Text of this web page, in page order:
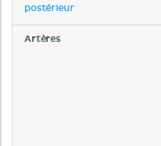
postérieur
Artères